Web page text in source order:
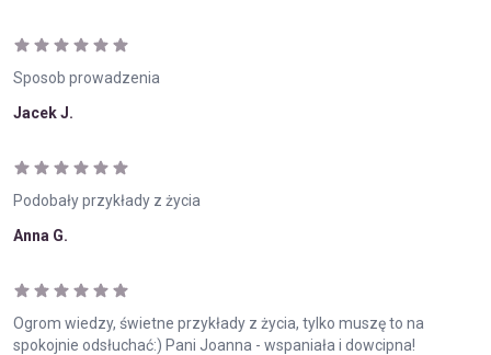
Sposob prowadzenia
Jacek J.
Podobały przykłady z życia
Anna G.
Ogrom wiedzy, świetne przykłady z życia, tylko muszę to na
spokojnie odsłuchać:) Pani Joanna - wspaniała i dowcipna!